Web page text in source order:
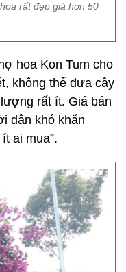
rất đẹp giá hơn 50
hoa Kon Tum cho
không thể đưa cây
rất ít. Giá bán
dân khó khăn
ai mua”.